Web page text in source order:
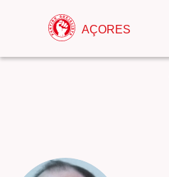
AÇORES